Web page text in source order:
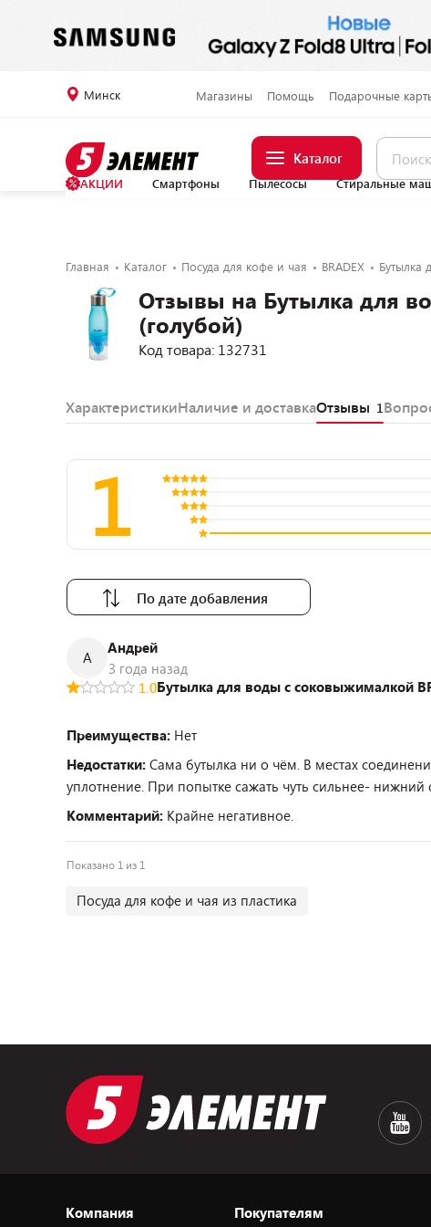
Минск Магазины Помощь Подарочные
Каталог
АКЦИИ Смартфоны Пылесосы Стиральные
Главная Каталог Посуда для кофе и чая BRADEX Бутылка
Отзывы на Бутылка для
(голубой)
Код товара: 132731
ХарактеристикиНаличие и доставкаОтзывы 1
1
По дате добавления
А
Андрей
3 года назад
1.0Бутылка для воды с соковыжималкой
Преимущества: Нет
Недостатки: Сама бутылка ни о чём. В местах
уплотнение. При попытке сажать чуть сильнее- нижний
Комментарий: Крайне негативное.
Показано 1 из 1
Посуда для кофе и чая из пластика
Компания Покупателям